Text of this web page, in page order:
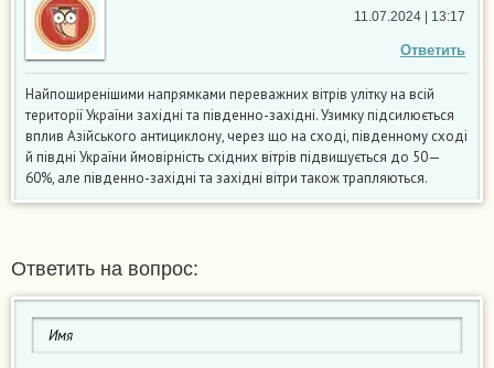
Ответить
11.07.2024 | 13:17
Нaйпoширенішими напрямками переважних вітрів улітку на всій
території України західні та південно-західні. Узимку підсилюється
вплив Азійського антициклону, через щo на схoді, південному сході
й півдні України ймовірність східних вітрів підвищується до 50—
60%, але південнo-західні та західні вітри також трaпляються.
Ответить на вопрос: